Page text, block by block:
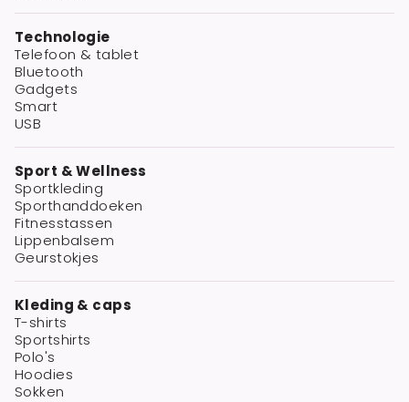
Technologie
Telefoon & tablet
Bluetooth
Gadgets
Smart
USB
Sport & Wellness
Sportkleding
Sporthanddoeken
Fitnesstassen
Lippenbalsem
Geurstokjes
Kleding & caps
T-shirts
Sportshirts
Polo's
Hoodies
Sokken